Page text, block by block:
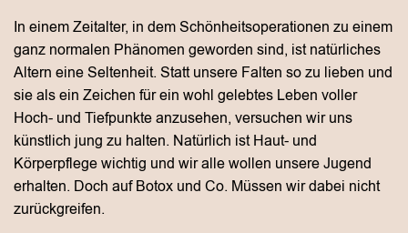
In einem Zeitalter, in dem Schönheitsoperationen zu einem
ganz normalen Phänomen geworden sind, ist natürliches
Altern eine Seltenheit. Statt unsere Falten so zu lieben und
sie als ein Zeichen für ein wohl gelebtes Leben voller
Hoch- und Tiefpunkte anzusehen, versuchen wir uns
künstlich jung zu halten. Natürlich ist Haut- und
Körperpflege wichtig und wir alle wollen unsere Jugend
erhalten. Doch auf Botox und Co. Müssen wir dabei nicht
zurückgreifen.